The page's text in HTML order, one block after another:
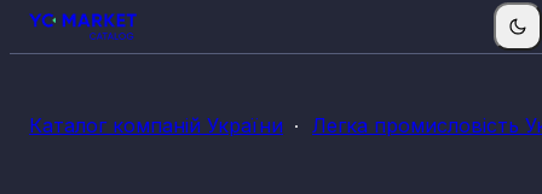
Каталог компаній України Легка промисловість